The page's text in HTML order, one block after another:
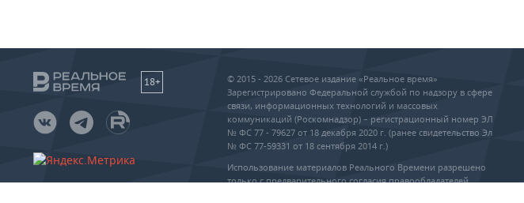
18+
© 2015 - 2026 Сетевое издание «Реальное время»
Зарегистрировано Федеральной службой по надзору в сфере
связи, информационных технологий и массовых
коммуникаций (Роскомнадзор) – регистрационный номер ЭЛ
№ ФС 77 - 79627 от 18 декабря 2020 г. (ранее свидетельство Эл
№ ФС 77-59331 от 18 сентября 2014 г.)
Использование материалов Реального Времени разрешено
только с предварительного согласия правообладателей,